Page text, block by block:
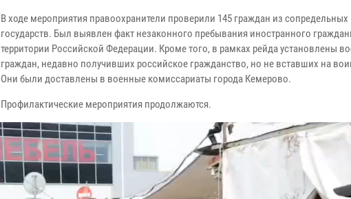
В ходе мероприятия правоохранители проверили 145 граждан из сопредельных
государств. Был выявлен факт незаконного пребывания иностранного
территории Российской Федерации. Кроме того, в рамках рейда установлены
граждан, недавно получивших российское гражданство, но не вставших на
Они были доставлены в военные комиссариаты города Кемерово.
Профилактические мероприятия продолжаются.